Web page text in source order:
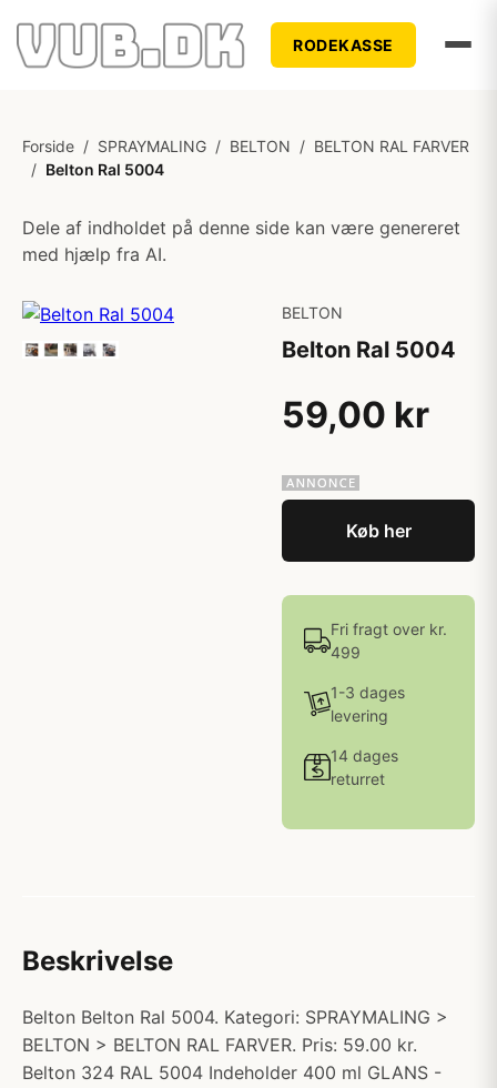
RODEKASSE
Forside / SPRAYMALING / BELTON / BELTON RAL FARVER
/ Belton Ral 5004
Dele af indholdet på denne side kan være genereret
med hjælp fra AI.
BELTON
Belton Ral 5004
59,00 kr
Køb her
Fri fragt over kr.
499
1-3 dages
levering
14 dages
returret
Beskrivelse
Belton Belton Ral 5004. Kategori: SPRAYMALING >
BELTON > BELTON RAL FARVER. Pris: 59.00 kr.
Belton 324 RAL 5004 Indeholder 400 ml GLANS -